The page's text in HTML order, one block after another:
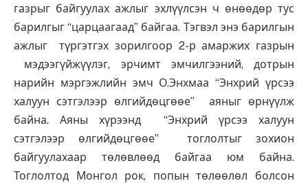
газрыг байгуулах ажлыг эхлүүлсэн ч өнөөдөр тус
барилгыг “царцаагаад” байгаа. Тэгвэл энэ барилгын
ажлыг түргэтгэх зорилгоор 2-р амаржих газрын
мэдээгүйжүүлэг, эрчимт эмчилгээний, дотрын
нарийн мэргэжлийн эмч О.Энхмаа “Энхрий үрсээ
халуун сэтгэлээр өлгийдөцгөөе” аяныг өрнүүлж
байна. Аяны хүрээнд “Энхрий үрсээ халуун
сэтгэлээр өлгийдөцгөөе” тоглолтыг зохион
байгуулахаар төлөвлөөд байгаа юм байна.
Тоглолтод Монгол рок, попын төлөөлөл болсон